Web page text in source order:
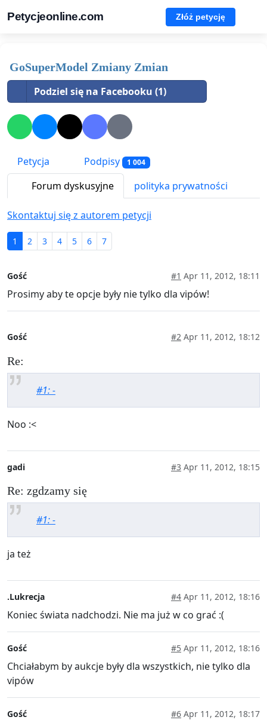
Petycjeonline.com Złóż petycję
GoSuperModel Zmiany Zmian
Podziel się na Facebooku (1)
Petycja Podpisy 1 004
Forum dyskusyjne polityka prywatności
Skontaktuj się z autorem petycji
1 2 3 4 5 6 7
Gość #1 Apr 11, 2012, 18:11
Prosimy aby te opcje były nie tylko dla vipów!
Gość #2 Apr 11, 2012, 18:12
Re:
#1: -
Noo :<
gadi #3 Apr 11, 2012, 18:15
Re: zgdzamy się
#1: -
ja też
.Lukrecja #4 Apr 11, 2012, 18:16
Koniec świata nadchodzi. Nie ma już w co grać :(
Gość #5 Apr 11, 2012, 18:16
Chciałabym by aukcje były dla wszystkich, nie tylko dla
vipów
Gość #6 Apr 11, 2012, 18:17